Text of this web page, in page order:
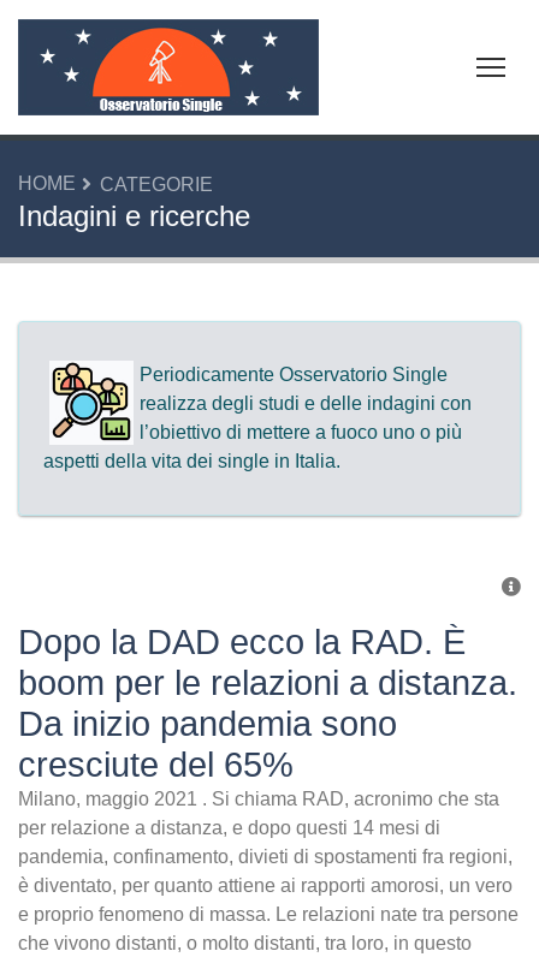
HOME CATEGORIE
Indagini e ricerche
Periodicamente Osservatorio Single
realizza degli studi e delle indagini con
l’obiettivo di mettere a fuoco uno o più
aspetti della vita dei single in Italia.
Dopo la DAD ecco la RAD. È
boom per le relazioni a distanza.
Da inizio pandemia sono
cresciute del 65%
Milano, maggio 2021 . Si chiama RAD, acronimo che sta
per relazione a distanza, e dopo questi 14 mesi di
pandemia, confinamento, divieti di spostamenti fra regioni,
è diventato, per quanto attiene ai rapporti amorosi, un vero
e proprio fenomeno di massa. Le relazioni nate tra persone
che vivono distanti, o molto distanti, tra loro, in questo